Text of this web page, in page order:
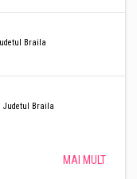
Braila
Judetul Braila
MAI MULT